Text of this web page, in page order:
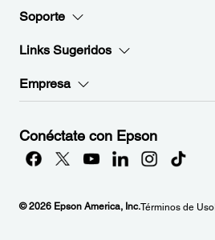
Soporte
Links Sugeridos
Empresa
Conéctate con Epson
© 2026 Epson America, Inc.Términos de Uso